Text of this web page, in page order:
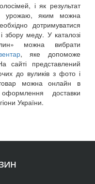
і як результат
урожаю, яким можна
дотримуватися
збору меду. У каталозі
можна вибрати
, яке допоможе
сайті представлений
до вуликів з фото і
можна онлайн в
доставки
України.